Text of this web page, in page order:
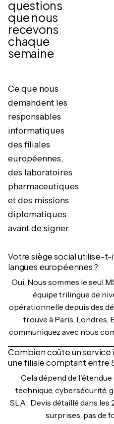
questions
que nous
recevons
chaque
semaine
Ce que nous
demandent les
responsables
informatiques
des filiales
européennes,
des laboratoires
pharmaceutiques
et des missions
diplomatiques
avant de signer.
Votre siège social utilise-t-
langues européennes ?
Oui. Nous sommes le seul
équipe trilingue de
opérationnelle depuis des
trouve à Paris, Londres,
communiquez avec nous
Combien coûte un
une filiale comptant entre
Cela dépend de
technique, cybersécurité,
SLA . Devis détaillé dans les
surprises, pas de